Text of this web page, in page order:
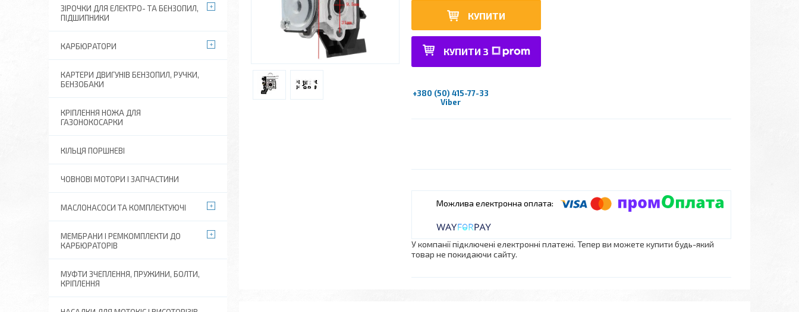
КУПИТИ
КУПИТИ З
+380 (50) 415-77-33
Viber
У компанії підключені електронні платежі. Тепер ви можете купити будь-який
товар не покидаючи сайту.
ЗІРОЧКИ ДЛЯ ЕЛЕКТРО- ТА БЕНЗОПИЛ,
ПІДШИПНИКИ
КАРБЮРАТОРИ
КАРТЕРИ ДВИГУНІВ БЕНЗОПИЛ, РУЧКИ,
БЕНЗОБАКИ
КРІПЛЕННЯ НОЖА ДЛЯ
ГАЗОНОКОСАРКИ
КІЛЬЦЯ ПОРШНЕВІ
ЧОВНОВІ МОТОРИ І ЗАПЧАСТИНИ
МАСЛОНАСОСИ ТА КОМПЛЕКТУЮЧІ
МЕМБРАНИ І РЕМКОМПЛЕКТИ ДО
КАРБЮРАТОРІВ
МУФТИ ЗЧЕПЛЕННЯ, ПРУЖИНИ, БОЛТИ,
КРІПЛЕННЯ